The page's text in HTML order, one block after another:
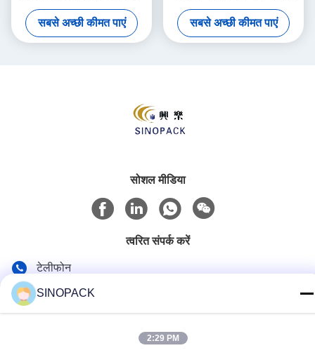
की क्षमता के साथ टिकाऊ
पॉलीप्रोपाइलीन से बना
सबसे अच्छी कीमत पाएं
प्रबंधन के लिए 500-2500kg उठाने
की क्षमता
सबसे अच्छी कीमत पाएं
सोशल मीडिया
त्वरित संपर्क करें
टेलीफोन
86-25-84724100
SINOPACK
2:29 PM